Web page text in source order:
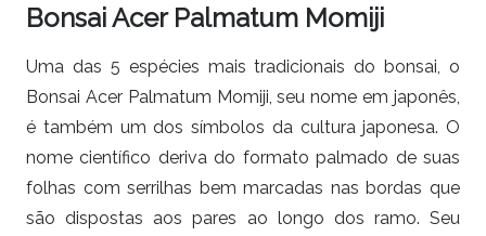
Bonsai Acer Palmatum Momiji
Uma das 5 espécies mais tradicionais do bonsai, o
Bonsai Acer Palmatum Momiji, seu nome em japonês,
é também um dos símbolos da cultura japonesa. O
nome científico deriva do formato palmado de suas
folhas com serrilhas bem marcadas nas bordas que
são dispostas aos pares ao longo dos ramo. Seu